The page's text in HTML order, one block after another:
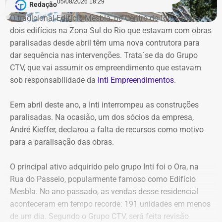
descentralizar recursos públicos por meio de
contratações com baixo nível de controle, aproveitando a
maior flexibilidade financeira conferida à natureza
jurídica da autarquia.
COM INFORMAÇÕES DO RJ2/TV GLOBO
Redação05/08/2026 18:29
O tradicional Edifício Mesbla, no Centro do Rio, e mais
dois edifícios na Zona Sul do Rio que estavam com obras
paralisadas desde abril têm uma nova contrutora para
dar sequência nas intervenções. Trata´se da do Grupo
CTV, que vai assumir os empreendimento que estavam
sob responsabilidade da Inti Empreendimentos.
Eem abril deste ano, a Inti interrompeu as construções
paralisadas. Na ocasião, um dos sócios da empresa,
André Kieffer, declarou a falta de recursos como motivo
para a paralisação das obras.
O principal ativo adquirido pelo grupo Inti foi o Ora, na
Rua do Passeio, popularmente famoso como Edifício
Mesbla. No ano passado, as vendas desse residencial
aconteceram em tempo recorde: 191 unidades em menos
de um dia. Segundo o Grupo CTV, será feita revisão